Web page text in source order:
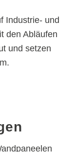
Industrie- und
den Abläufen
und setzen